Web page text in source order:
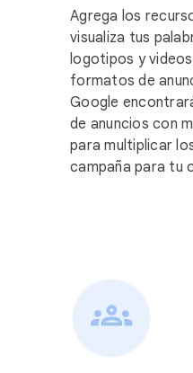
Agrega los
visualiza tus
logotipos y
formatos de
Google
de anuncios con
para multiplicar
campaña para tu